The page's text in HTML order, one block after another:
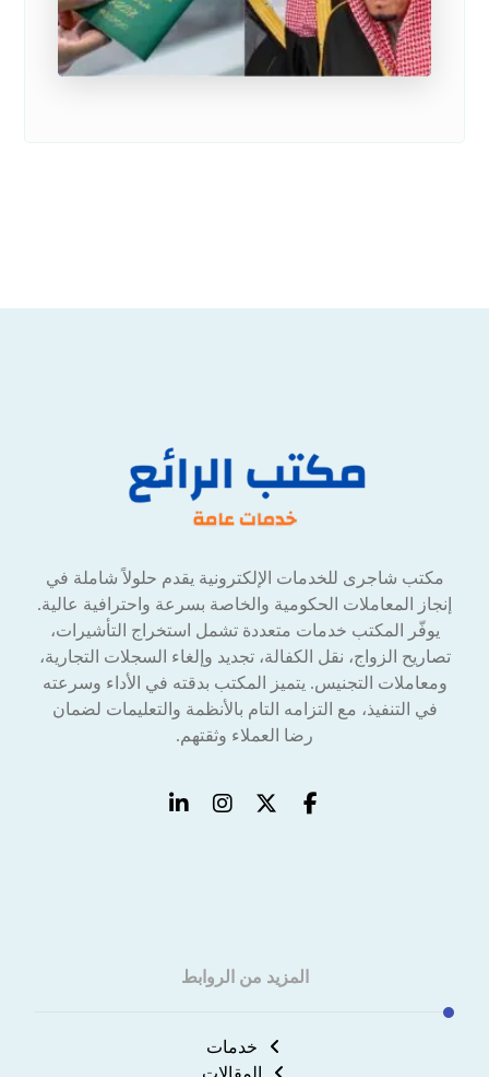
مكتب شاجرى للخدمات الإلكترونية يقدم حلولاً شاملة في
إنجاز المعاملات الحكومية والخاصة بسرعة واحترافية عالية.
يوفّر المكتب خدمات متعددة تشمل استخراج التأشيرات،
تصاريح الزواج، نقل الكفالة، تجديد وإلغاء السجلات التجارية،
ومعاملات التجنيس. يتميز المكتب بدقته في الأداء وسرعته
في التنفيذ، مع التزامه التام بالأنظمة والتعليمات لضمان
رضا العملاء وثقتهم.
المزيد من الروابط
خدمات